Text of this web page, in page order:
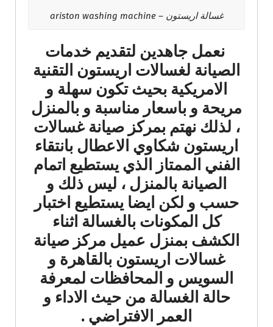
غسالة اريستون – ariston washing machine
نعمل جاهدين لتقديم خدمات
الصيانة لغسالات اريستون التقنية
الامريكية بحيث تكون سهلة و
مريحة و باسعار مناسبة و بالمنزل
، لذلك نهتم بمركز صيانة غسالات
اريستون شكاوي الاعطال بانتقاء
الفني الممتاز الذي يستطيع اتمام
الصيانة بالمنزل ، ليس ذلك و
حسب و لكن ايضا يستطيع اختبار
كل المكونات بالغسالة اثناء
الكشف بمنزل عميل مركز صيانة
غسالات اريستون بالقاهرة و
السويس و المحافظات لمعرفة
حالة الغسالة من حيث الاداء و
العمر الافتراضي .